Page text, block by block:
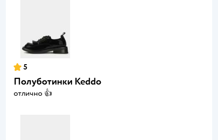
5
Полуботинки Keddo
отлично 👍